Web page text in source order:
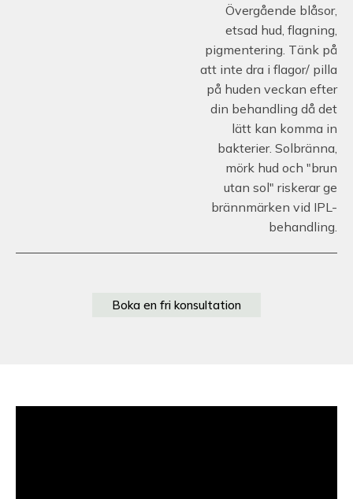
Övergående blåsor,
etsad hud, flagning,
pigmentering. Tänk på
att inte dra i flagor/ pilla
på huden veckan efter
din behandling då det
lätt kan komma in
bakterier. Solbränna,
mörk hud och "brun
utan sol" riskerar ge
brännmärken vid IPL-
behandling.
Boka en fri konsultation